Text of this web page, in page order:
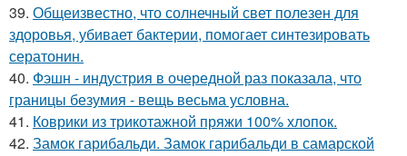
39. Общеизвестно, что солнечный свет полезен для
здоровья, убивает бактерии, помогает синтезировать
сератонин.
40. Фэшн - индустрия в очередной раз показала, что
границы безумия - вещь весьма условна.
41. Коврики из трикотажной пряжи 100% хлопок.
42. Замок гарибальди. Замок гарибальди в самарской